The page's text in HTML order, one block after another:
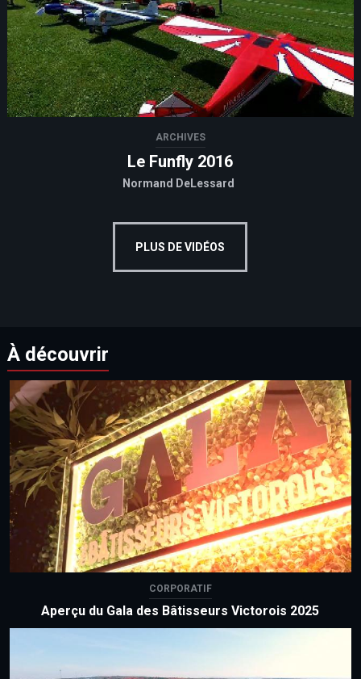
ARCHIVES
Le Funfly 2016
Normand DeLessard
PLUS DE VIDÉOS
À découvrir
CORPORATIF
Aperçu du Gala des Bâtisseurs Victorois 2025